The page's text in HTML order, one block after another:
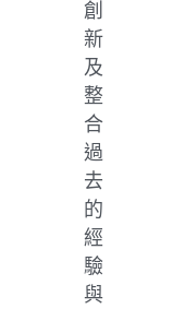
創
新
及
整
合
過
去
的
經
驗
與